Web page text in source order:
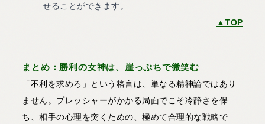
せることができます。
▲TOP
まとめ：勝利の女神は、崖っぷちで微笑む
「不利を求めろ」という格言は、単なる精神論ではあり
ません。プレッシャーがかかる局面でこそ冷静さを保
ち、相手の心理を突くための、極めて合理的な戦略で